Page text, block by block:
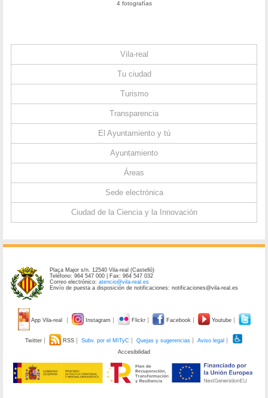
4 fotografías
Vila-real
Tu ciudad
Turismo
Transparencia
El Ayuntamiento y tú
Ayuntamiento
Áreas
Sede electrónica
Ciudad de la Ciencia y la Innovación
Plaça Major s/n. 12540 Vila-real (Castelló)
Teléfono: 964 547 000 | Fax: 964 547 032
Correo electrónico:atencio@vila-real.es
Envío de puesta a disposición de notificaciones: notificaciones@vila-real.es
App Vila-real Instagram Flickr Facebook Youtube
Twitter RSS Subv. por el MITyC Quejas y sugerencias
Aviso legal
Accesibilidad